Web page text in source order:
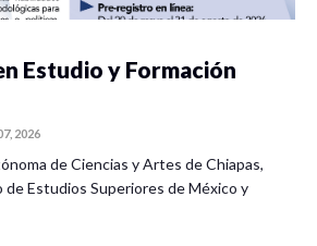
Estudio y Formación
2026
de Ciencias y Artes de Chiapas,
Estudios Superiores de México y